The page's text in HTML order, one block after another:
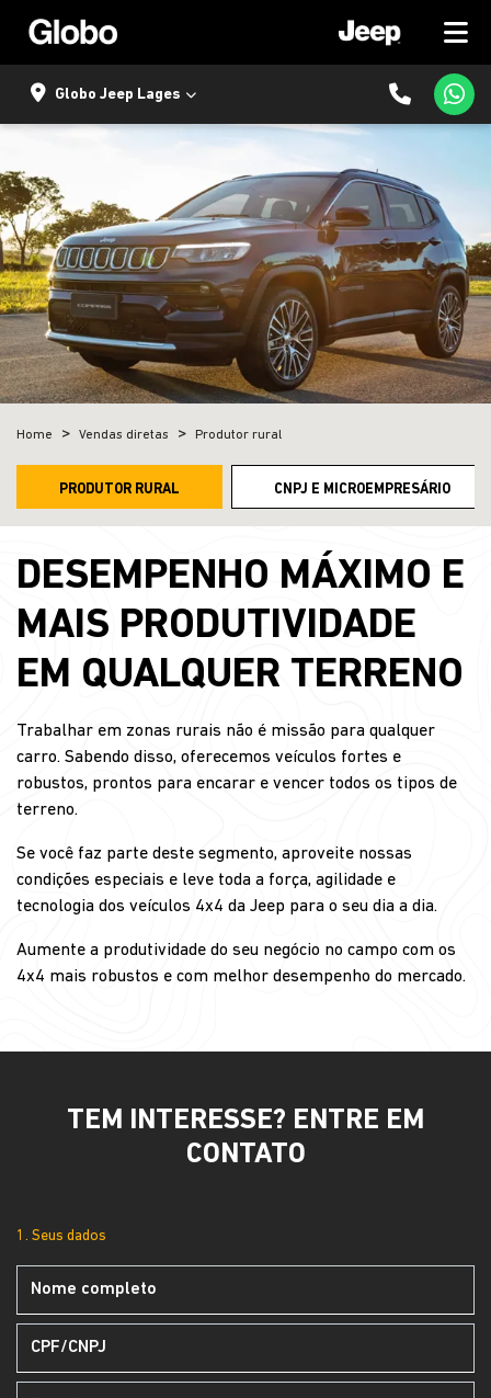
Globo Jeep Lages
Home Vendas diretas Produtor rural
CNPJ E MICROEMPRESÁRIO
PRODUTOR RURAL
DESEMPENHO MÁXIMO E
MAIS PRODUTIVIDADE
EM QUALQUER TERRENO
Trabalhar em zonas rurais não é missão para qualquer
carro. Sabendo disso, oferecemos veículos fortes e
robustos, prontos para encarar e vencer todos os tipos de
terreno.
Se você faz parte deste segmento, aproveite nossas
condições especiais e leve toda a força, agilidade e
tecnologia dos veículos 4x4 da Jeep para o seu dia a dia.
Aumente a produtividade do seu negócio no campo com os
4x4 mais robustos e com melhor desempenho do mercado.
TEM INTERESSE? ENTRE EM
CONTATO
1. Seus dados